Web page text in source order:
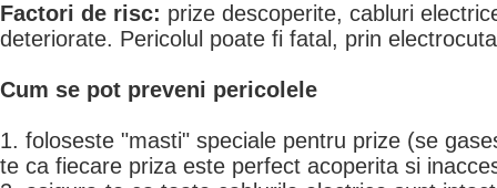
Factori de risc: prize descoperite, cabluri
deteriorate. Pericolul poate fi fatal, prin
Cum se pot preveni pericolele
1. foloseste "masti" speciale pentru prize (se
te ca fiecare priza este perfect acoperita si